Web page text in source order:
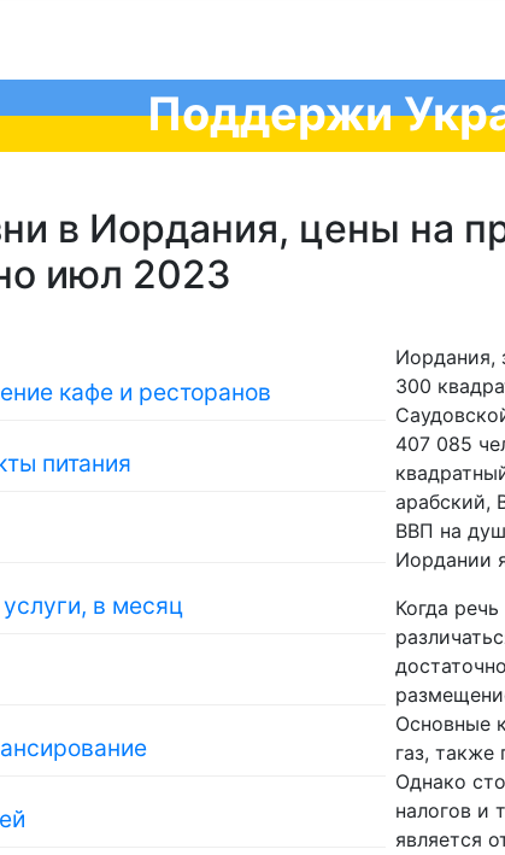
Поддержи
в Иордания, цены на
июл 2023
кафе и ресторанов
питания
в месяц
Иордания,
300
407 085
арабский,
ВВП на
Иордании
Когда
Основные
газ, также
Однако
налогов и
является